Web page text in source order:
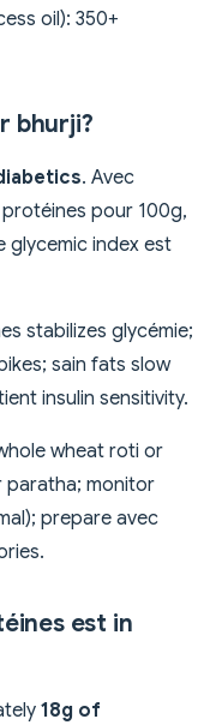
oil): 350+
bhurji?
. Avec
pour 100g,
glycemic index est
stabilizes glycémie;
sain fats slow
insulin sensitivity.
wheat roti or
paratha; monitor
prepare avec
est in
18g of